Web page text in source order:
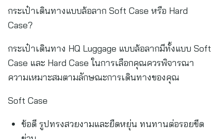
กระเป๋าเดินทางแบบล้อลาก Soft Case หรือ Hard
Case?
กระเป๋าเดินทาง HQ Luggage แบบล้อลากมีทั้งแบบ Soft
Case และ Hard Case ในการเลือกคุณควรพิจารณา
ความเหมาะสมตามลักษณะการเดินทางของคุณ
Soft Case
ข้อดี รูปทรงสวยงามและยืดหยุ่น ทนทานต่อรอยขีด